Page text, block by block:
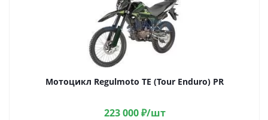
Мотоцикл Regulmoto TE (Tour Enduro) PR
223 000₽/шт